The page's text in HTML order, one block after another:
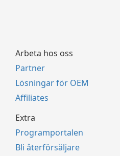
Arbeta hos oss
Partner
Lösningar för OEM
Affiliates
Extra
Programportalen
Bli återförsäljare